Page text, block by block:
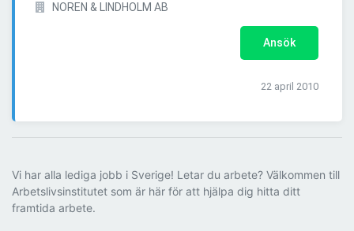
NOREN & LINDHOLM AB
Ansök
22 april 2010
Vi har alla lediga jobb i Sverige! Letar du arbete? Välkommen till
Arbetslivsinstitutet som är här för att hjälpa dig hitta ditt
framtida arbete.